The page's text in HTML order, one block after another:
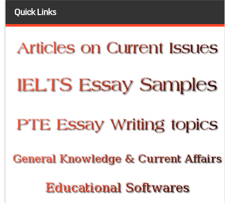
Quick Links